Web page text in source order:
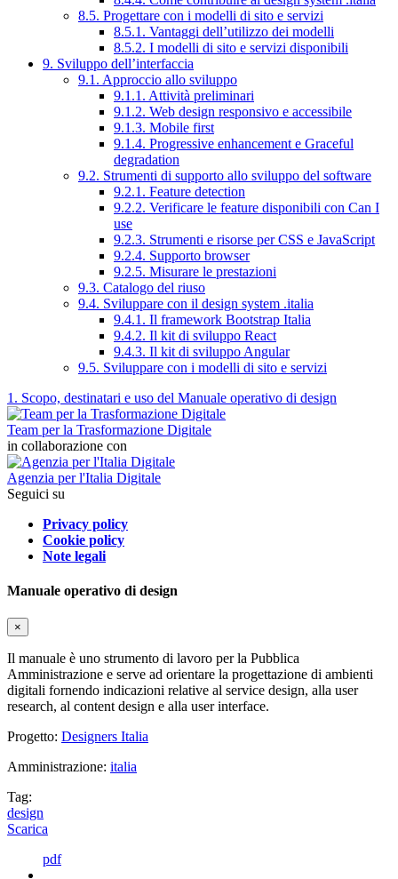
8.5. Progettare con i modelli di sito e servizi
8.5.1. Vantaggi dell’utilizzo dei modelli
8.5.2. I modelli di sito e servizi disponibili
9. Sviluppo dell’interfaccia
9.1. Approccio allo sviluppo
9.1.1. Attività preliminari
9.1.2. Web design responsivo e accessibile
9.1.3. Mobile first
9.1.4. Progressive enhancement e Graceful
degradation
9.2. Strumenti di supporto allo sviluppo del software
9.2.1. Feature detection
9.2.2. Verificare le feature disponibili con Can I
use
9.2.3. Strumenti e risorse per CSS e JavaScript
9.2.4. Supporto browser
9.2.5. Misurare le prestazioni
9.3. Catalogo del riuso
9.4. Sviluppare con il design system .italia
9.4.1. Il framework Bootstrap Italia
9.4.2. Il kit di sviluppo React
9.4.3. Il kit di sviluppo Angular
9.5. Sviluppare con i modelli di sito e servizi
1. Scopo, destinatari e uso del Manuale operativo di design
Team per la Trasformazione Digitale
in collaborazione con
Agenzia per l'Italia Digitale
Seguici su
Privacy policy
Cookie policy
Note legali
Manuale operativo di design
×
Il manuale è uno strumento di lavoro per la Pubblica
Amministrazione e serve ad orientare la progettazione di ambienti
digitali fornendo indicazioni relative al service design, alla user
research, al content design e alla user interface.
Progetto: Designers Italia
Amministrazione: italia
Tag:
design
Scarica
pdf